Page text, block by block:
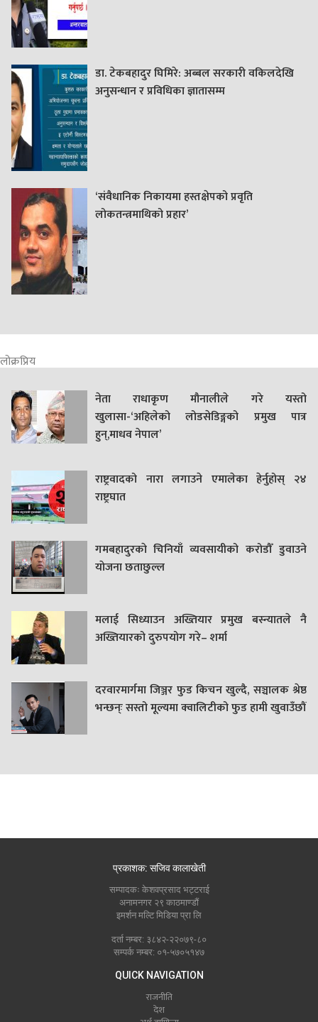
डा. टेकबहादुर घिमिरे: अब्बल सरकारी वकिलदेखि
अनुसन्धान र प्रविधिका ज्ञातासम्म
‘संवैधानिक निकायमा हस्तक्षेपको प्रवृति
लोकतन्त्रमाथिको प्रहार’
लोक्रप्रिय
नेता राधाकृण मौनालीले गरे यस्तो
खुलासा-‘अहिलेको लोडसेडिङ्गको प्रमुख पात्र
हुन्,माधव नेपाल’
राष्ट्रवादको नारा लगाउने एमालेका हेर्नुहोस् २४
राष्ट्रघात
गमबहादुरकाे चिनियाँ व्यवसायीको करोडौँ डुवाउने
याेजना छताछुल्ल
मलाई सिध्याउन अख्तियार प्रमुख बस्न्यातले नै
अख्तियारको दुरुपयोग गरे– शर्मा
दरवारमार्गमा जिञ्जर फुड किचन खुल्दै, सञ्चालक श्रेष्ठ
भन्छन्ः सस्तो मूल्यमा क्वालिटीको फुड हामी खुवाउँछौं
प्रकाशक: सजिव कालाखेती
सम्पादकः केशवप्रसाद भट्टराई
अनामनगर २९ काठमाण्डौं
इमर्शन मल्टि मिडिया प्रा लि
दर्ता नम्बर: ३८४२-२२०७९-८०
सम्पर्क नम्बर: ०१-५७०५१४७
QUICK NAVIGATION
राजनीति
देश